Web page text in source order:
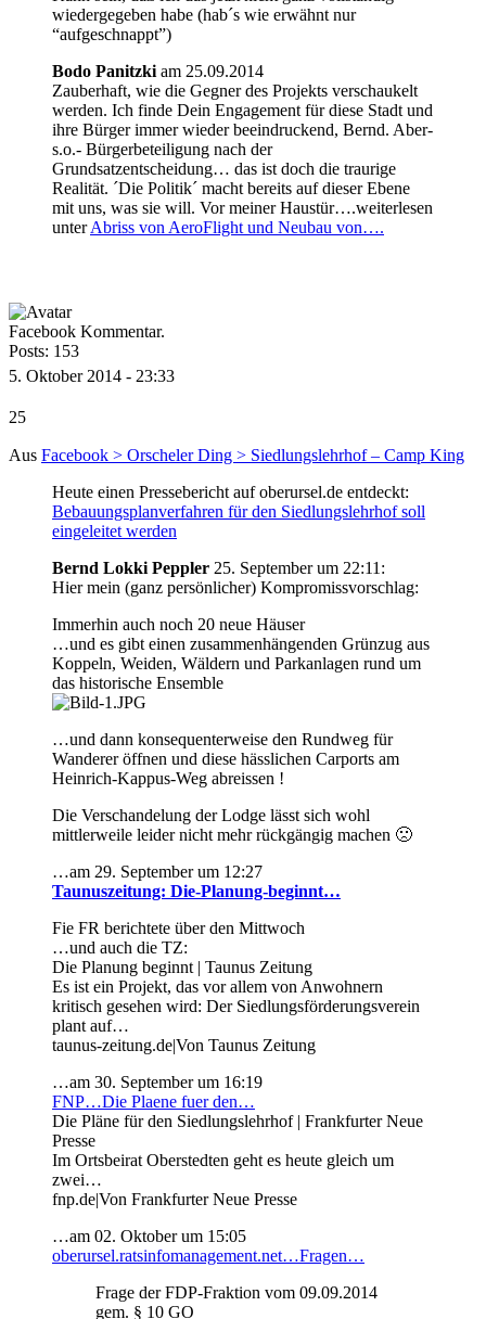
wiedergegeben habe (hab´s wie erwähnt nur
“aufgeschnappt”)
Bodo Panitzki am 25.09.2014
Zauberhaft, wie die Gegner des Projekts verschaukelt
werden. Ich finde Dein Engagement für diese Stadt und
ihre Bürger immer wieder beeindruckend, Bernd. Aber-
s.o.- Bürgerbeteiligung nach der
Grundsatzentscheidung… das ist doch die traurige
Realität. ´Die Politik´ macht bereits auf dieser Ebene
mit uns, was sie will. Vor meiner Haustür….weiterlesen
unterAbriss von AeroFlight und Neubau von….
Facebook Kommentar.
Posts: 153
5. Oktober 2014 - 23:33
25
Aus Facebook > Orscheler Ding > Siedlungslehrhof – Camp King
Heute einen Pressebericht auf oberursel.de entdeckt:
Bebauungsplanverfahren für den Siedlungslehrhof soll
eingeleitet werden
Bernd Lokki Peppler 25. September um 22:11:
Hier mein (ganz persönlicher) Kompromissvorschlag:
Immerhin auch noch 20 neue Häuser
…und es gibt einen zusammenhängenden Grünzug aus
Koppeln, Weiden, Wäldern und Parkanlagen rund um
das historische Ensemble
…und dann konsequenterweise den Rundweg für
Wanderer öffnen und diese hässlichen Carports am
Heinrich-Kappus-Weg abreissen !
Die Verschandelung der Lodge lässt sich wohl
mittlerweile leider nicht mehr rückgängig machen 🙁
…am 29. September um 12:27
Taunuszeitung: Die-Planung-beginnt…
Fie FR berichtete über den Mittwoch
…und auch die TZ:
Die Planung beginnt | Taunus Zeitung
Es ist ein Projekt, das vor allem von Anwohnern
kritisch gesehen wird: Der Siedlungsförderungsverein
plant auf…
taunus-zeitung.de|Von Taunus Zeitung
…am 30. September um 16:19
FNP…Die Plaene fuer den…
Die Pläne für den Siedlungslehrhof | Frankfurter Neue
Presse
Im Ortsbeirat Oberstedten geht es heute gleich um
zwei…
fnp.de|Von Frankfurter Neue Presse
…am 02. Oktober um 15:05
oberursel.ratsinfomanagement.net…Fragen…
Frage der FDP-Fraktion vom 09.09.2014
gem. § 10 GO